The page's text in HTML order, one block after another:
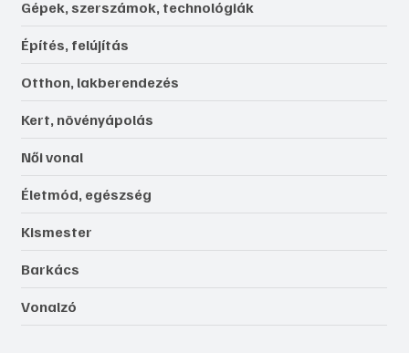
Gépek, szerszámok, technológiák
Építés, felújítás
Otthon, lakberendezés
Kert, növényápolás
Női vonal
Életmód, egészség
Kismester
Barkács
Vonalzó